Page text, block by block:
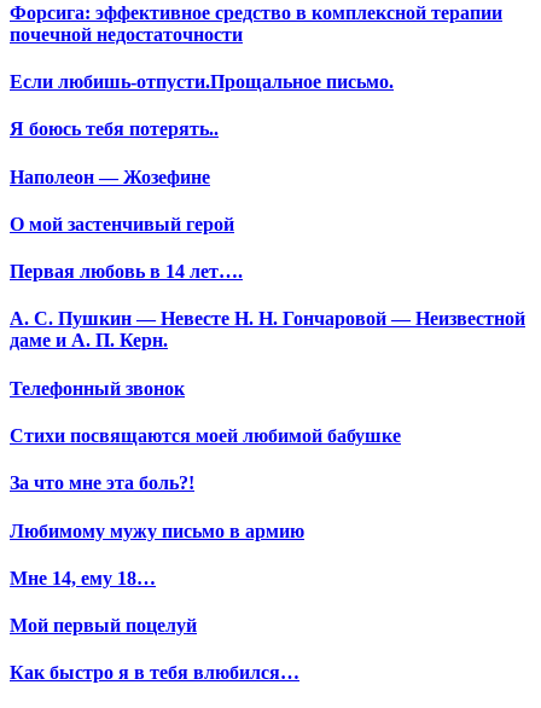
Форсига: эффективное средство в комплексной терапии
почечной недостаточности
Если любишь-отпусти.Прощальное письмо.
Я боюсь тебя потерять..
Наполеон — Жозефине
О мой застенчивый герой
Первая любовь в 14 лет….
А. С. Пушкин — Невесте Н. Н. Гончаровой — Неизвестной
даме и А. П. Керн.
Телефонный звонок
Стихи посвящаются моей любимой бабушке
За что мне эта боль?!
Любимому мужу письмо в армию
Мне 14, ему 18…
Мой первый поцелуй
Как быстро я в тебя влюбился…